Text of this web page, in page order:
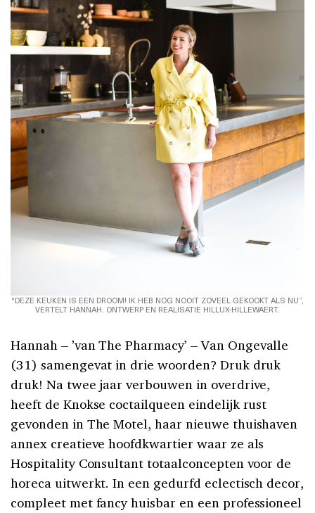
“DEZE KEUKEN IS EEN DROOM! IK HEB NOG NOOIT ZOVEEL GEKOOKT ALS NU”,
VERTELT HANNAH. ONTWERP EN REALISATIE HILLUX-HILLEWAERT.
Hannah – ’van The Pharmacy’ – Van Ongevalle
(31) samengevat in drie woorden? Druk druk
druk! Na twee jaar verbouwen in overdrive,
heeft de Knokse coctailqueen eindelijk rust
gevonden in The Motel, haar nieuwe thuishaven
annex creatieve hoofdkwartier waar ze als
Hospitality Consultant totaalconcepten voor de
horeca uitwerkt. In een gedurfd eclectisch decor,
compleet met fancy huisbar en een professioneel